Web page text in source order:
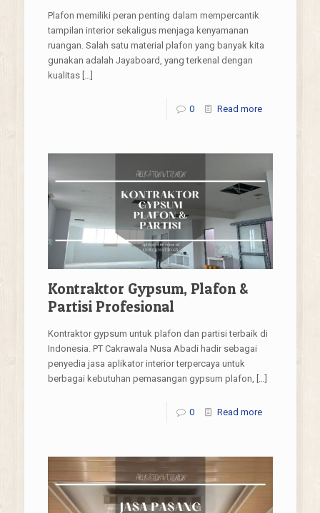
Plafon memiliki peran penting dalam mempercantik
tampilan interior sekaligus menjaga kenyamanan
ruangan. Salah satu material plafon yang banyak kita
gunakan adalah Jayaboard, yang terkenal dengan
kualitas[…]
0 Read more
Kontraktor Gypsum, Plafon &
Partisi Profesional
Kontraktor gypsum untuk plafon dan partisi terbaik di
Indonesia. PT Cakrawala Nusa Abadi hadir sebagai
penyedia jasa aplikator interior terpercaya untuk
berbagai kebutuhan pemasangan gypsum plafon, […]
0 Read more